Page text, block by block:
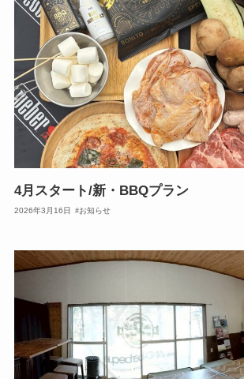
4月スタート/新・BBQプラン
2026年3月16日 お知らせ